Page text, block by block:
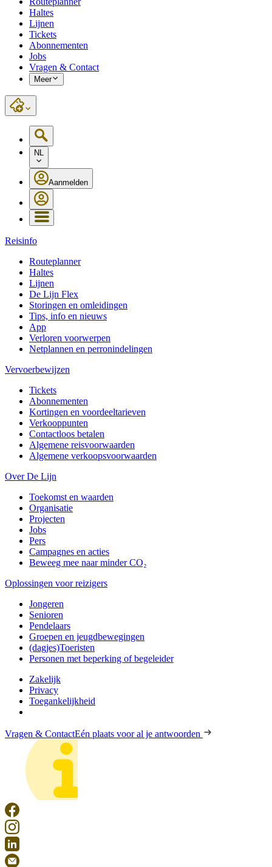
Haltes
Lijnen
Tickets
Abonnementen
Jobs
Vragen & Contact
Meer
NL
Aanmelden
Reisinfo
Routeplanner
Haltes
Lijnen
De Lijn Flex
Storingen en omleidingen
Tips, info en nieuws
App
Verloren voorwerpen
Netplannen en perronindelingen
Vervoerbewijzen
Tickets
Abonnementen
Kortingen en voordeeltarieven
Verkooppunten
Contactloos betalen
Algemene reisvoorwaarden
Algemene verkoopsvoorwaarden
Over De Lijn
Toekomst en waarden
Organisatie
Projecten
Jobs
Pers
Campagnes en acties
Beweeg mee naar minder CO₂
Oplossingen voor reizigers
Jongeren
Senioren
Pendelaars
Groepen en jeugdbewegingen
(dagjes)Toeristen
Personen met beperking of begeleider
Zakelijk
Privacy
Toegankelijkheid
Vragen & ContactEén plaats voor al je antwoorden